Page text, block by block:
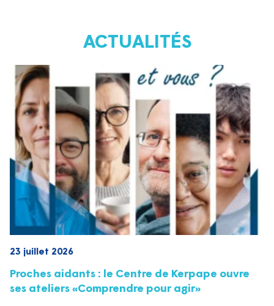
ACTUALITÉS
23 juillet 2026
Proches aidants : le Centre de Kerpape ouvre
ses ateliers «Comprendre pour agir»